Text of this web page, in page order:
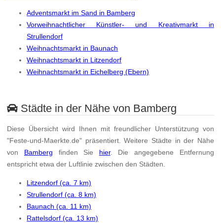
Adventsmarkt im Sand in Bamberg
Vorweihnachtlicher Künstler- und Kreativmarkt in
Strullendorf
Weihnachtsmarkt in Baunach
Weihnachtsmarkt in Litzendorf
Weihnachtsmarkt in Eichelberg (Ebern)
Städte in der Nähe von Bamberg
Diese Übersicht wird Ihnen mit freundlicher Unterstützung von
"Feste-und-Maerkte.de" präsentiert. Weitere Städte in der Nähe
von Bamberg finden Sie hier. Die angegebene Entfernung
entspricht etwa der Luftlinie zwischen den Städten.
Litzendorf (ca. 7 km)
Strullendorf (ca. 8 km)
Baunach (ca. 11 km)
Rattelsdorf (ca. 13 km)